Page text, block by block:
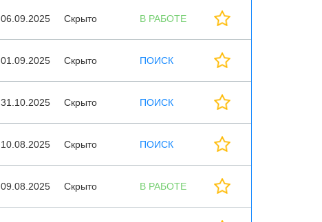
06.09.2025 Скрыто В РАБОТЕ
01.09.2025 Скрыто ПОИСК
31.10.2025 Скрыто ПОИСК
10.08.2025 Скрыто ПОИСК
09.08.2025 Скрыто В РАБОТЕ